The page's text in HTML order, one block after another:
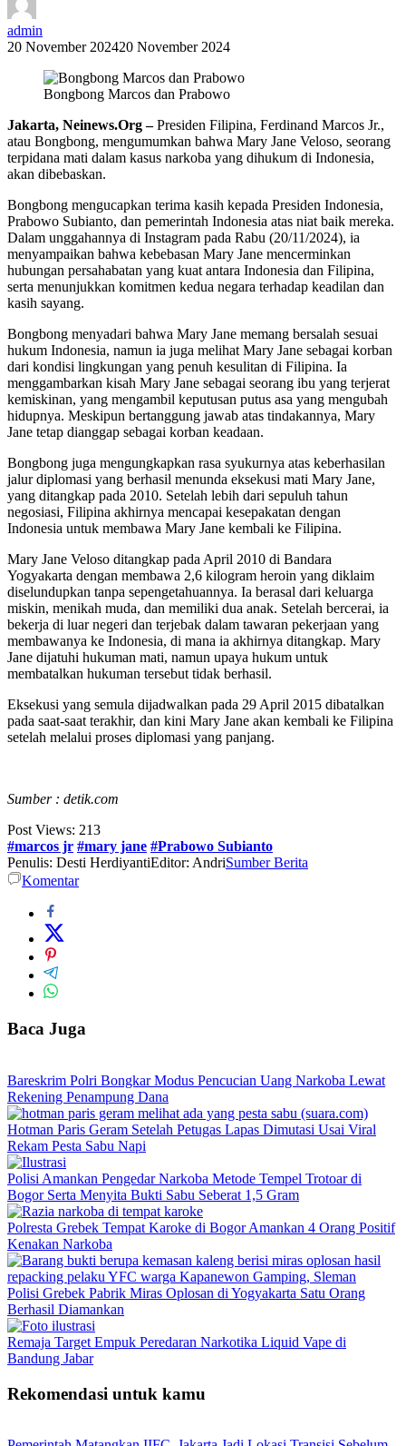
admin
20 November 202420 November 2024
Bongbong Marcos dan Prabowo
Jakarta, Neinews.Org –Presiden Filipina, Ferdinand Marcos Jr.,
atau Bongbong, mengumumkan bahwa Mary Jane Veloso, seorang
terpidana mati dalam kasus narkoba yang dihukum di Indonesia,
akan dibebaskan.
Bongbong mengucapkan terima kasih kepada Presiden Indonesia,
Prabowo Subianto, dan pemerintah Indonesia atas niat baik mereka.
Dalam unggahannya di Instagram pada Rabu (20/11/2024), ia
menyampaikan bahwa kebebasan Mary Jane mencerminkan
hubungan persahabatan yang kuat antara Indonesia dan Filipina,
serta menunjukkan komitmen kedua negara terhadap keadilan dan
kasih sayang.
Bongbong menyadari bahwa Mary Jane memang bersalah sesuai
hukum Indonesia, namun ia juga melihat Mary Jane sebagai korban
dari kondisi lingkungan yang penuh kesulitan di Filipina. Ia
menggambarkan kisah Mary Jane sebagai seorang ibu yang terjerat
kemiskinan, yang mengambil keputusan putus asa yang mengubah
hidupnya. Meskipun bertanggung jawab atas tindakannya, Mary
Jane tetap dianggap sebagai korban keadaan.
Bongbong juga mengungkapkan rasa syukurnya atas keberhasilan
jalur diplomasi yang berhasil menunda eksekusi mati Mary Jane,
yang ditangkap pada 2010. Setelah lebih dari sepuluh tahun
negosiasi, Filipina akhirnya mencapai kesepakatan dengan
Indonesia untuk membawa Mary Jane kembali ke Filipina.
Mary Jane Veloso ditangkap pada April 2010 di Bandara
Yogyakarta dengan membawa 2,6 kilogram heroin yang diklaim
diselundupkan tanpa sepengetahuannya. Ia berasal dari keluarga
miskin, menikah muda, dan memiliki dua anak. Setelah bercerai, ia
bekerja di luar negeri dan terjebak dalam tawaran pekerjaan yang
membawanya ke Indonesia, di mana ia akhirnya ditangkap. Mary
Jane dijatuhi hukuman mati, namun upaya hukum untuk
membatalkan hukuman tersebut tidak berhasil.
Eksekusi yang semula dijadwalkan pada 29 April 2015 dibatalkan
pada saat-saat terakhir, dan kini Mary Jane akan kembali ke Filipina
setelah melalui proses diplomasi yang panjang.
Sumber : detik.com
Post Views: 213
#marcos jr #mary jane #Prabowo Subianto
Penulis: Desti HerdiyantiEditor: AndriSumber Berita
Komentar
Baca Juga
Bareskrim Polri Bongkar Modus Pencucian Uang Narkoba Lewat
Rekening Penampung Dana
Hotman Paris Geram Setelah Petugas Lapas Dimutasi Usai Viral
Rekam Pesta Sabu Napi
Polisi Amankan Pengedar Narkoba Metode Tempel Trotoar di
Bogor Serta Menyita Bukti Sabu Seberat 1,5 Gram
Polresta Grebek Tempat Karoke di Bogor Amankan 4 Orang Positif
Kenakan Narkoba
Polisi Grebek Pabrik Miras Oplosan di Yogyakarta Satu Orang
Berhasil Diamankan
Remaja Target Empuk Peredaran Narkotika Liquid Vape di
Bandung Jabar
Rekomendasi untuk kamu